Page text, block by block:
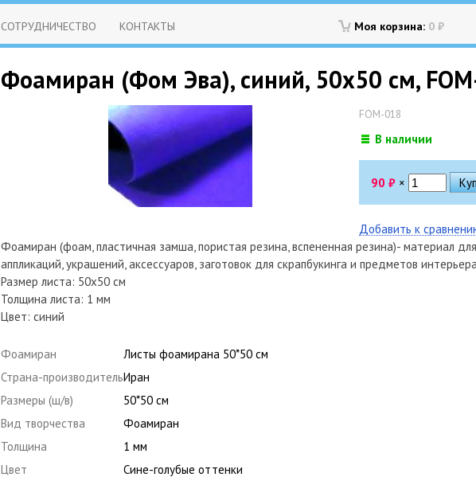
Моя корзина: 0 ₽
СОТРУДНИЧЕСТВО КОНТАКТЫ
Фоамиран (Фом Эва), синий, 50х50 см,
FOM-018
В наличии
90 ₽ ×
Добавить к
Фоамиран (фоам, пластичная замша, пористая резина, вспененная резина)- материал
аппликаций, украшений, аксессуаров, заготовок для скрапбукинга и предметов
Размер листа: 50х50 см
Толщина листа: 1 мм
Цвет: синий
Фоамиран
Листы фоамирана 50*50 см
Страна-производительИран
Размеры (ш/в)
50*50 см
Вид творчества
Фоамиран
Толщина
1 мм
Цвет
Сине-голубые оттенки